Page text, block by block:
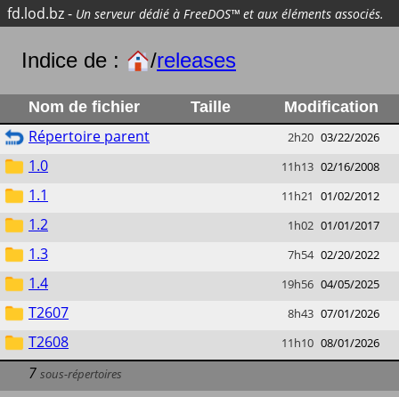
fd.lod.bz- Un serveur dédié à FreeDOS™ et aux éléments associés.
Indice de : /releases
Nom de fichier Taille Modification
Répertoire parent 2h20 03/22/2026
1.0 11h13 02/16/2008
1.1 11h21 01/02/2012
1.2 1h02 01/01/2017
1.3 7h54 02/20/2022
1.4 19h56 04/05/2025
T2607 8h43 07/01/2026
T2608 11h10 08/01/2026
7 sous-répertoires